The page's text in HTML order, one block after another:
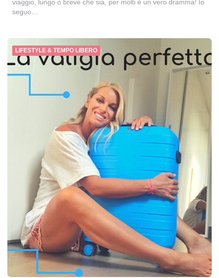
viaggio, lungo o breve che sia, per molti è un vero dramma! Io
seguo…
LIFESTYLE & TEMPO LIBERO